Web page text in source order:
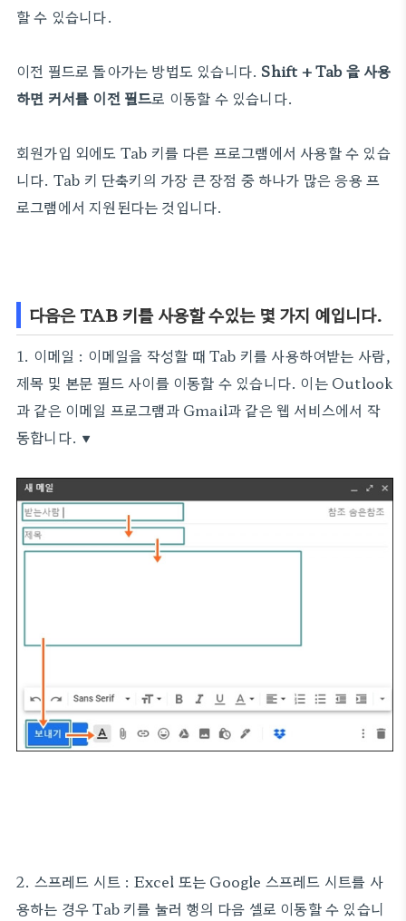
할 수 있습니다.
이전 필드로 돌아가는 방법도 있습니다. Shift + Tab 을 사용
하면 커서를 이전 필드로 이동할 수 있습니다.
회원가입 외에도 Tab 키를 다른 프로그램에서 사용할 수 있습
니다. Tab 키 단축키의 가장 큰 장점 중 하나가 많은 응용 프
로그램에서 지원된다는 것입니다.
다음은 TAB 키를사용할 수있는 몇 가지 예입니다.
1. 이메일 : 이메일을 작성할 때 Tab 키를 사용하여받는 사람,
제목 및 본문 필드 사이를 이동할 수 있습니다. 이는 Outlook
과 같은 이메일 프로그램과 Gmail과 같은 웹 서비스에서 작
동합니다. ▼
2. 스프레드 시트 : Excel 또는 Google 스프레드 시트를 사
용하는 경우 Tab 키를 눌러 행의 다음 셀로 이동할 수 있습니